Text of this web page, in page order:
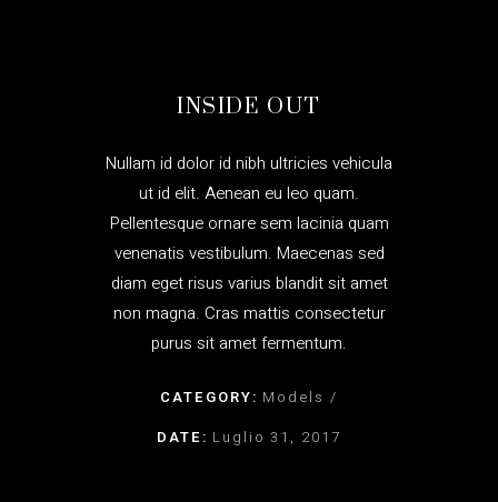
INSIDE OUT
Nullam id dolor id nibh ultricies vehicula
ut id elit. Aenean eu leo quam.
Pellentesque ornare sem lacinia quam
venenatis vestibulum. Maecenas sed
diam eget risus varius blandit sit amet
non magna. Cras mattis consectetur
purus sit amet fermentum.
CATEGORY: Models
DATE: Luglio 31, 2017